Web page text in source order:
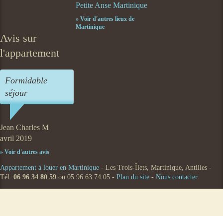
Petite Anse Martinique
» Voir d'autres lieux de
Martinique
Avis sur
l'appartement
Formidable
séjour
Jean Charles M
avril 2019
» Voir d'autres avis
Appartement à louer en Martinique - Les Trois-Îlets, Martinique, Antilles -
Tél. 06 96 34 80 59 ou 05 96 63 74 05 - Plan du site - Nous contacter